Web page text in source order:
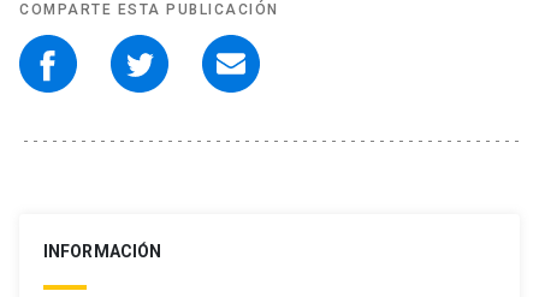
COMPARTE ESTA PUBLICACIÓN
INFORMACIÓN